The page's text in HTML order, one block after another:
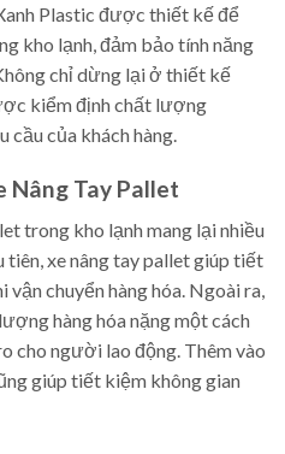
Plastic được thiết kế để
kho lạnh, đảm bảo tính năng
chỉ dừng lại ở thiết kế
kiểm định chất lượng
cầu của khách hàng.
Nâng Tay Pallet
trong kho lạnh mang lại nhiều
tiên, xe nâng tay pallet giúp tiết
chuyển hàng hóa. Ngoài ra,
hàng hóa nặng một cách
cho người lao động. Thêm vào
giúp tiết kiệm không gian